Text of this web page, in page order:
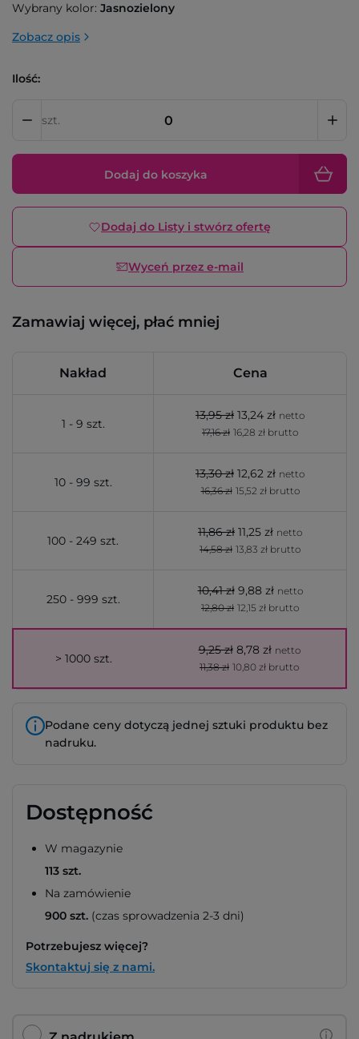
Wybrany kolor: Jasnozielony
Zobacz opis
Ilość:
szt.
Dodaj do koszyka
Dodaj do Listy i stwórz ofertę
Wyceń przez e-mail
Zamawiaj więcej, płać mniej
Nakład Cena
1 - 9 szt.
13,95 zł 13,24 zł netto
17,16 zł 16,28 zł brutto
10 - 99 szt.
13,30 zł 12,62 zł netto
16,36 zł 15,52 zł brutto
100 - 249 szt.
11,86 zł 11,25 zł netto
14,58 zł 13,83 zł brutto
250 - 999 szt.
10,41 zł 9,88 zł netto
12,80 zł 12,15 zł brutto
> 1000 szt.
9,25 zł 8,78 zł netto
11,38 zł 10,80 zł brutto
Podane ceny dotyczą jednej sztuki produktu bez
nadruku.
Dostępność
W magazynie
113 szt.
Na zamówienie
900 szt. (czas sprowadzenia 2-3 dni)
Potrzebujesz więcej?
Skontaktuj się z nami.